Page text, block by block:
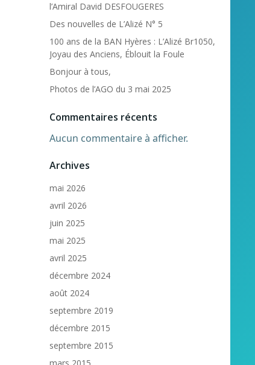
l’Amiral David DESFOUGERES
Des nouvelles de L’Alizé N° 5
100 ans de la BAN Hyères : L’Alizé Br1050,
Joyau des Anciens, Éblouit la Foule
Bonjour à tous,
Photos de l’AGO du 3 mai 2025
Commentaires récents
Aucun commentaire à afficher.
Archives
mai 2026
avril 2026
juin 2025
mai 2025
avril 2025
décembre 2024
août 2024
septembre 2019
décembre 2015
septembre 2015